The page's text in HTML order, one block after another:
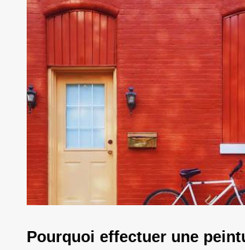
Pourquoi effectuer une